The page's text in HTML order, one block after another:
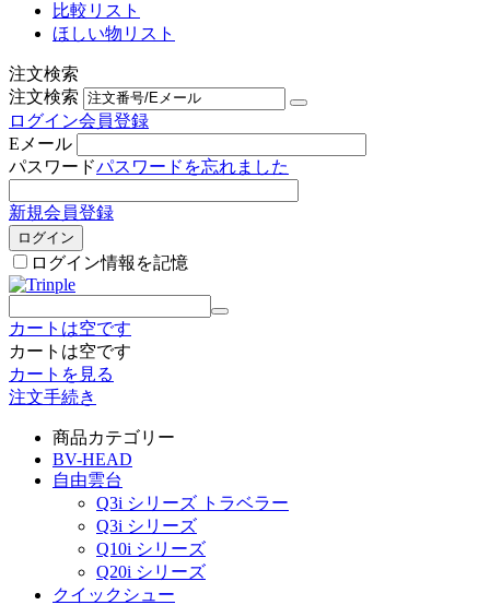
比較リスト
ほしい物リスト
注文検索
注文検索
ログイン会員登録
Eメール
パスワードパスワードを忘れました
新規会員登録
ログイン
ログイン情報を記憶
カートは空です
カートは空です
カートを見る
注文手続き
商品カテゴリー
BV-HEAD
自由雲台
Q3i シリーズ トラベラー
Q3i シリーズ
Q10i シリーズ
Q20i シリーズ
クイックシュー